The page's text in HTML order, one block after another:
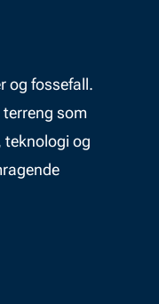
og fossefall.
som
teknologi og